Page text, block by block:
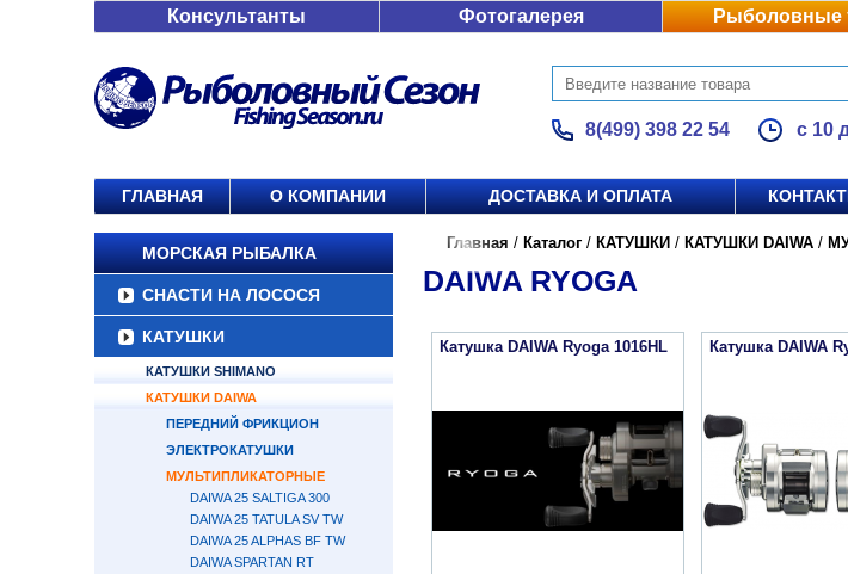
Консультанты Фотогалерея Рыболовные
8(499) 398 22 54 с 10
ГЛАВНАЯ О КОМПАНИИ ДОСТАВКА И ОПЛАТА
МОРСКАЯ РЫБАЛКА
СНАСТИ НА ЛОСОСЯ
КАТУШКИ
КАТУШКИ SHIMANO
КАТУШКИ DAIWA
ПЕРЕДНИЙ ФРИКЦИОН
ЭЛЕКТРОКАТУШКИ
МУЛЬТИПЛИКАТОРНЫЕ
DAIWA 25 SALTIGA 300
DAIWA 25 TATULA SV TW
DAIWA 25 ALPHAS BF TW
DAIWA SPARTAN RT
Главная / Каталог / КАТУШКИ / КАТУШКИ DAIWA /
DAIWA RYOGA
Катушка DAIWA Ryoga 1016HL Катушка DAIWA